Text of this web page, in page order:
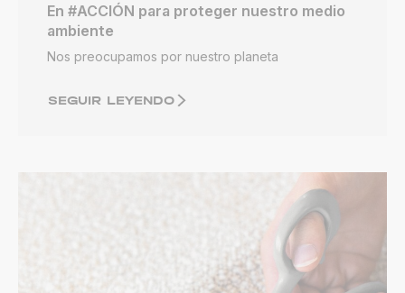
En #ACCIÓN para proteger nuestro medio
ambiente
Nos preocupamos por nuestro planeta
SEGUIR LEYENDO